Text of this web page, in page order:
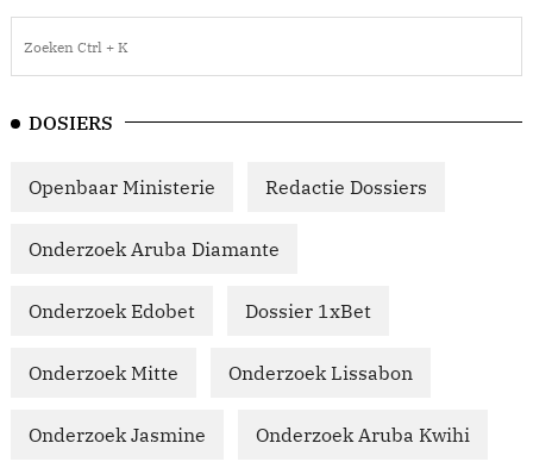
DOSIERS
Openbaar Ministerie Redactie Dossiers
Onderzoek Aruba Diamante
Onderzoek Edobet Dossier 1xBet
Onderzoek Mitte Onderzoek Lissabon
Onderzoek Jasmine Onderzoek Aruba Kwihi